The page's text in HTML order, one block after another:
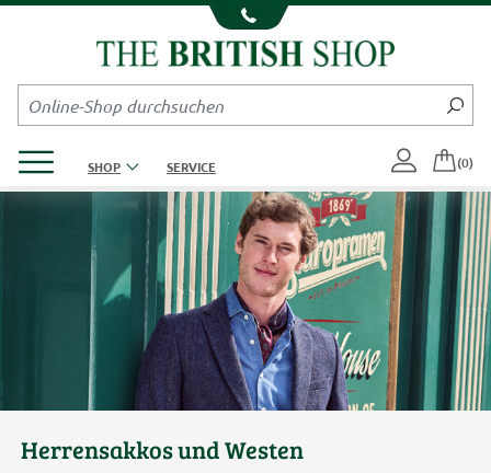
Kompletten Head der Seite überspringen
SHOP SERVICE (0)
Herrensakkos und Westen